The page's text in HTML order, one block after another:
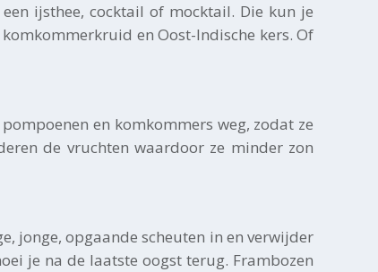
ijsthee, cocktail of mocktail. Die kun je
en Oost-Indische kers. Of
en komkommers weg, zodat ze
de vruchten waardoor ze minder zon
jonge, opgaande scheuten in en verwijder
je na de laatste oogst terug. Frambozen